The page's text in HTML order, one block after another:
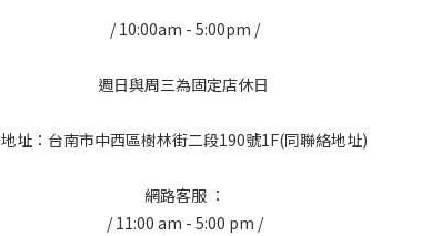
/ 10:00am - 5:00pm /
週日與周三為固定店休日
地址：台南市中西區樹林街二段190號1F(同聯絡地址)
網路客服 ：
/ 11:00 am - 5:00 pm /